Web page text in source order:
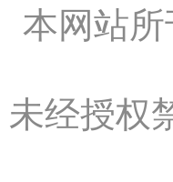
本网站
未经授权